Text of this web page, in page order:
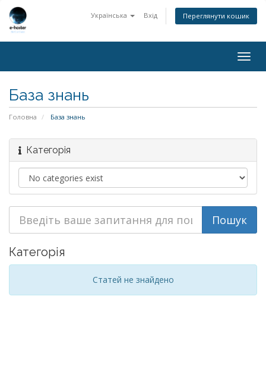
Українська Вхід Переглянути кошик
База знань
Головна База знань
Категорія
Категорія
Статей не знайдено